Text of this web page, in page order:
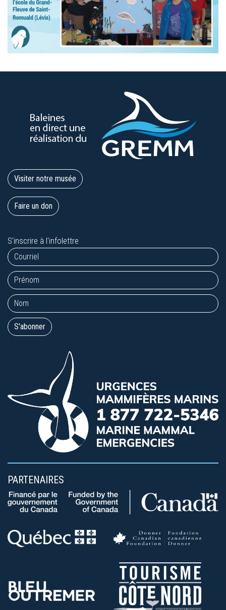
Visiter notre musée
Faire un don
S'inscrire à l'infolettre
PARTENAIRES